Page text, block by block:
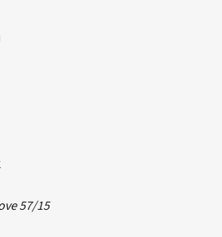
57/15